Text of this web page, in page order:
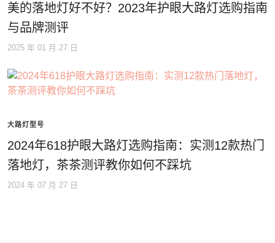
美的落地灯好不好？2023年护眼大路灯选购指南
与品牌测评
2025 年 01 月 27 日
大路灯型号
2024年618护眼大路灯选购指南：实测12款热门
落地灯，茶茶测评教你如何不踩坑
2024 年 07 月 27 日